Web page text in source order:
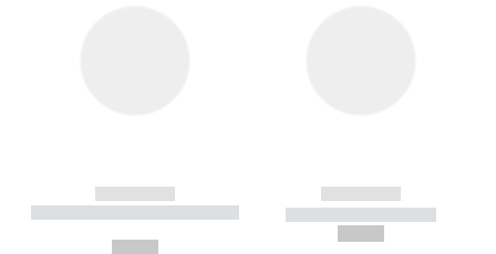
------------
----------- ----------- --------
------------
----------- -----------